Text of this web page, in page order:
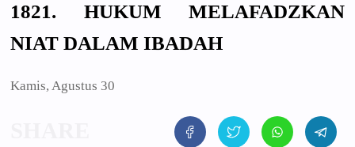
1821. HUKUM MELAFADZKAN
NIAT DALAM IBADAH
Kamis, Agustus 30